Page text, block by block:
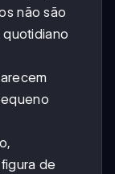
não são
de